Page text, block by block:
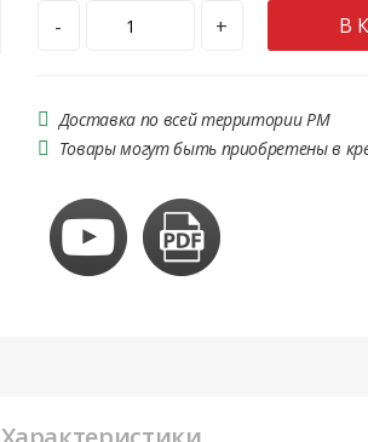
- + В
Доставка по всей территории РМ
Товары могут быть приобретены в